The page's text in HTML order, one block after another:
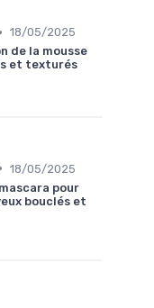
• 18/05/2025
de la mousse
et texturés
• 18/05/2025
pour
bouclés et